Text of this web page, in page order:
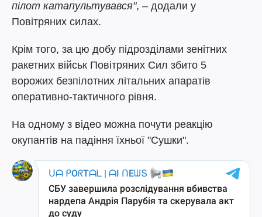
пілот катапультувався", – додали у
Повітряних силах.
Крім того, за цю добу підрозділами зенітних
ракетних військ Повітряних Сил збито 5
ворожих безпілотних літальних апаратів
оперативно-тактичного рівня.
На одному з відео можна почути реакцію
окупантів на падіння їхньої "Сушки".